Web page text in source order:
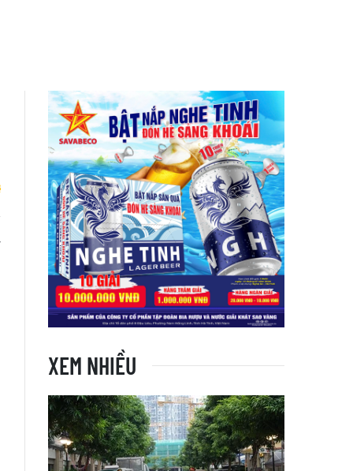
XEM NHIỀU